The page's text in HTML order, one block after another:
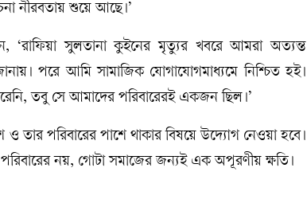
নীরবতায় শুয়ে আছে।’
সুলতানা কুইনের মৃত্যুর খবরে আমরা অত্যন্ত
পরে আমি সামাজিক যোগাযোগমাধ্যমে নিশ্চিত হই।
তবু সে আমাদের পরিবারেরই একজন ছিল।’
তার পরিবারের পাশে থাকার বিষয়ে উদ্যোগ নেওয়া হবে।
নয়, গোটা সমাজের জন্যই এক অপূরণীয় ক্ষতি।